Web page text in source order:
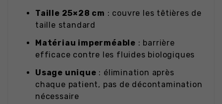
Taille 25×28 cm : couvre les têtières de
taille standard
Matériau imperméable : barrière
efficace contre les fluides biologiques
Usage unique : élimination après
chaque patient, pas de décontamination
nécessaire